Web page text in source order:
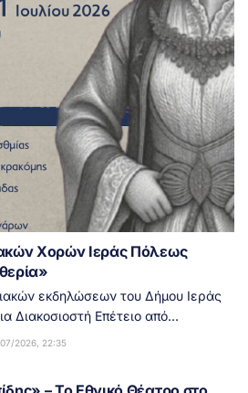
Χορών Ιεράς Πόλεως
εκδηλώσεων του Δήμου Ιεράς
Διακοσιοστή Επέτειο από...
2026, 22:35